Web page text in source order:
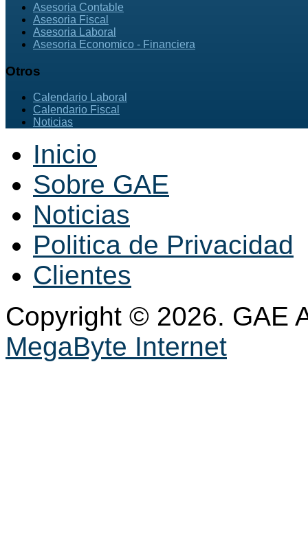
Asesoria Contable
Asesoria Fiscal
Asesoria Laboral
Asesoria Economico - Financiera
Otros
Calendario Laboral
Calendario Fiscal
Noticias
Inicio
Sobre GAE
Noticias
Politica de Privacidad
Clientes
Copyright © 2026. GAE
MegaByte Internet